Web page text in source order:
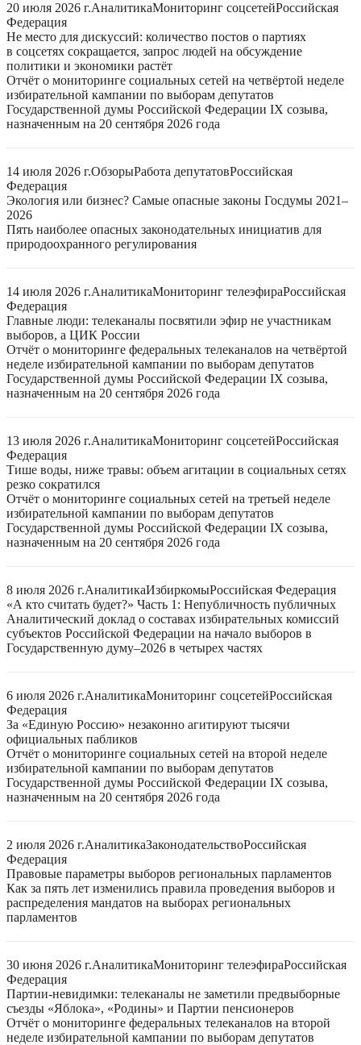
20 июля 2026 г.АналитикаМониторинг соцсетейРоссийская
Федерация
Не место для дискуссий: количество постов о партиях
в соцсетях сокращается, запрос людей на обсуждение
политики и экономики растёт
Отчёт о мониторинге социальных сетей на четвёртой неделе
избирательной кампании по выборам депутатов
Государственной думы Российской Федерации IX созыва,
назначенным на 20 сентября 2026 года
14 июля 2026 г.ОбзорыРабота депутатовРоссийская
Федерация
Экология или бизнес? Самые опасные законы Госдумы 2021–
2026
Пять наиболее опасных законодательных инициатив для
природоохранного регулирования
14 июля 2026 г.АналитикаМониторинг телеэфираРоссийская
Федерация
Главные люди: телеканалы посвятили эфир не участникам
выборов, а ЦИК России
Отчёт о мониторинге федеральных телеканалов на четвёртой
неделе избирательной кампании по выборам депутатов
Государственной думы Российской Федерации IX созыва,
назначенным на 20 сентября 2026 года
13 июля 2026 г.АналитикаМониторинг соцсетейРоссийская
Федерация
Тише воды, ниже травы: объем агитации в социальных сетях
резко сократился
Отчёт о мониторинге социальных сетей на третьей неделе
избирательной кампании по выборам депутатов
Государственной думы Российской Федерации IX созыва,
назначенным на 20 сентября 2026 года
8 июля 2026 г.АналитикаИзбиркомыРоссийская Федерация
«А кто считать будет?» Часть 1: Непубличность публичных
Аналитический доклад о составах избирательных комиссий
субъектов Российской Федерации на начало выборов в
Государственную думу–2026 в четырех частях
6 июля 2026 г.АналитикаМониторинг соцсетейРоссийская
Федерация
За «Единую Россию» незаконно агитируют тысячи
официальных пабликов
Отчёт о мониторинге социальных сетей на второй неделе
избирательной кампании по выборам депутатов
Государственной думы Российской Федерации IX созыва,
назначенным на 20 сентября 2026 года
2 июля 2026 г.АналитикаЗаконодательствоРоссийская
Федерация
Правовые параметры выборов региональных парламентов
Как за пять лет изменились правила проведения выборов и
распределения мандатов на выборах региональных
парламентов
30 июня 2026 г.АналитикаМониторинг телеэфираРоссийская
Федерация
Партии-невидимки: телеканалы не заметили предвыборные
съезды «Яблока», «Родины» и Партии пенсионеров
Отчёт о мониторинге федеральных телеканалов на второй
неделе избирательной кампании по выборам депутатов